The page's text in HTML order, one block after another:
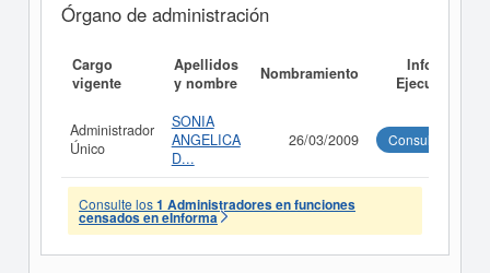
Órgano de administración
Cargo
vigente
Apellidos
y nombre
Nombramiento
Informe
Ejecutivo
Administrador
Único
SONIA
ANGELICA
D...
26/03/2009 Consultar
Consulte los1 Administradores en funciones
censados en eInforma